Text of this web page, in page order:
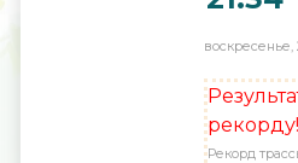
воскресенье,
Рекорд